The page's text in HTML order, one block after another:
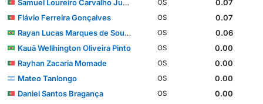
Samuel Loureiro Carvalho Justo
OS
0.07
Flávio Ferreira Gonçalves
OS
0.07
Rayan Lucas Marques de Souza
OS
0.06
Kauã Wellhington Oliveira Pinto
OS
0.00
Rayhan Zacaria Momade
OS
0.00
Mateo Tanlongo
OS
0.00
Daniel Santos Bragança
OS
0.00